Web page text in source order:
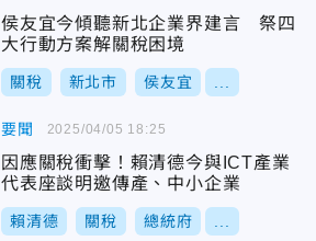
侯友宜今傾聽新北企業界建言 祭四
大行動方案解關稅困境
關稅 新北市 侯友宜
要聞
因應關稅衝擊！賴清德今與ICT產業
代表座談明邀傳產、中小企業
賴清德 關稅 總統府
2025/04/05 18:25